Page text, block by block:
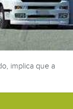
implica que a